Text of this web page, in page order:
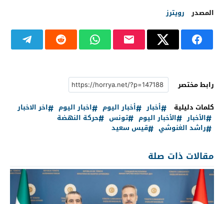
المصدر رويترز
رابط مختصر
كلمات دليلية
أخبار أخبار اليوم اخبار اليوم
اخر الاخبار
الأخبار
الأخبار اليوم تونس
حركة النهضة
راشد الغنوشي
قيس سعيد
مقالات ذات صلة